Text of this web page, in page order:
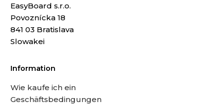
EasyBoard s.r.o.
Povoznícka 18
841 03 Bratislava
Slowakei
Information
Wie kaufe ich ein
Geschäftsbedingungen